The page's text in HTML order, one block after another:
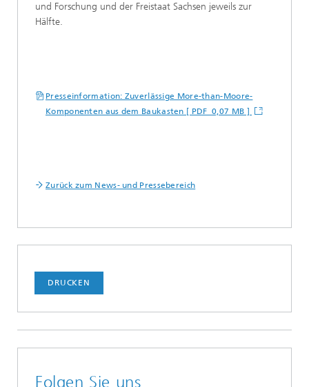
und Forschung und der Freistaat Sachsen jeweils zur
Hälfte.
Presseinformation: Zuverlässige More-than-Moore-
Komponenten aus dem Baukasten [ PDF 0,07 MB ]
Zurück zum News- und Pressebereich
DRUCKEN
Folgen Sie uns